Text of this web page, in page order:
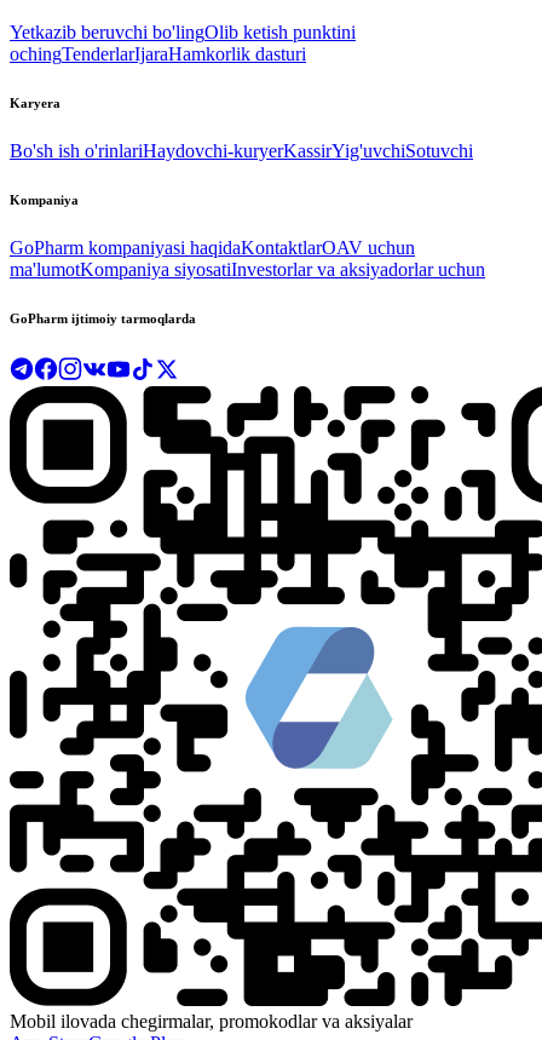
Yetkazib beruvchi bo'lingOlib ketish punktini
ochingTenderlarIjaraHamkorlik dasturi
Karyera
Bo'sh ish o'rinlariHaydovchi-kuryerKassirYig'uvchiSotuvchi
Kompaniya
GoPharm kompaniyasi haqidaKontaktlarOAV uchun
ma'lumotKompaniya siyosatiInvestorlar va aksiyadorlar uchun
GoPharm ijtimoiy tarmoqlarda
Mobil ilovada chegirmalar, promokodlar va aksiyalar